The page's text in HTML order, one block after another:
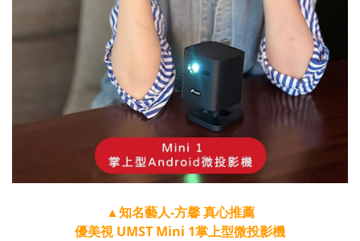
▲知名藝人-方馨 真心推薦
優美視UMST Mini 1掌上型微投影機